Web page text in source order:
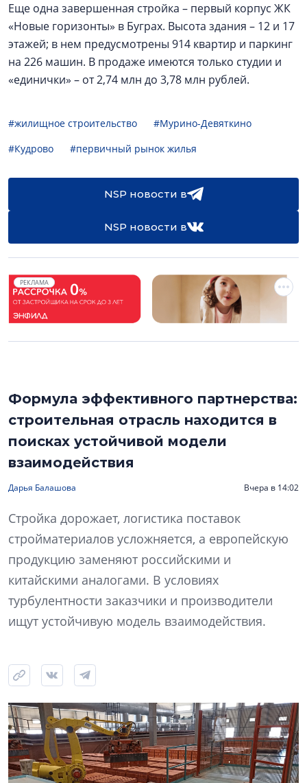
Еще одна завершенная стройка – первый корпус ЖК
«Новые горизонты» в Буграх. Высота здания – 12 и 17
этажей; в нем предусмотрены 914 квартир и паркинг
на 226 машин. В продаже имеются только студии и
«единички» – от 2,74 млн до 3,78 млн рублей.
#жилищное строительство
#Мурино-Девяткино
#Кудрово
#первичный рынок жилья
NSP новости в
NSP новости в
РЕКЛАМА
Формула эффективного партнерства:
строительная отрасль находится в
поисках устойчивой модели
взаимодействия
Дарья Балашова Вчера в 14:02
Стройка дорожает, логистика поставок
стройматериалов усложняется, а европейскую
продукцию заменяют российскими и
китайскими аналогами. В условиях
турбулентности заказчики и производители
ищут устойчивую модель взаимодействия.